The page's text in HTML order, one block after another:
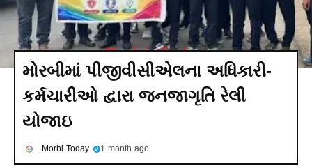
મોરબીમાં પીજીવીસીએલના અધિકારી-
કર્મચારીઓ દ્વારા જનજાગૃતિ રેલી
યોજાઇ
Morbi Today 1 month ago